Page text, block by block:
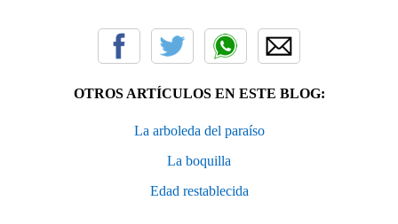
OTROS ARTÍCULOS EN ESTE BLOG:
La arboleda del paraíso
La boquilla
Edad restablecida